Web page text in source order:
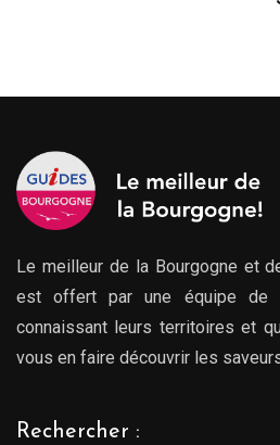
Le meilleur de la Bourgogne et
est offert par une équipe de
connaissant leurs territoires et
vous en faire découvrir les
Rechercher :